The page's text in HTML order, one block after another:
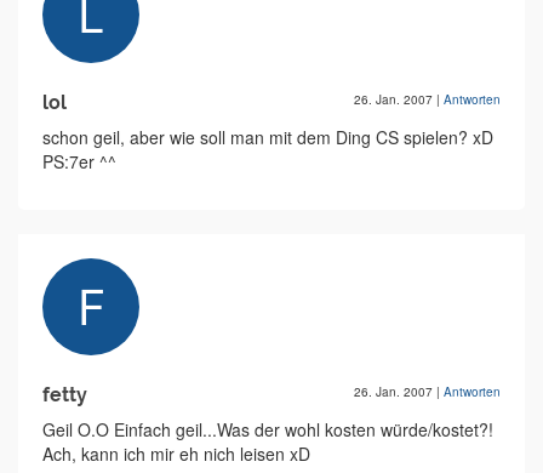
lol 26. Jan. 2007 | Antworten
schon geil, aber wie soll man mit dem Ding CS spielen? xD
PS:7er ^^
fetty 26. Jan. 2007 | Antworten
Geil O.O Einfach geil...Was der wohl kosten würde/kostet?!
Ach, kann ich mir eh nich leisen xD